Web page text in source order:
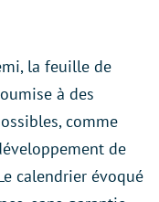
la feuille de
à des
comme
de
calendrier évoqué